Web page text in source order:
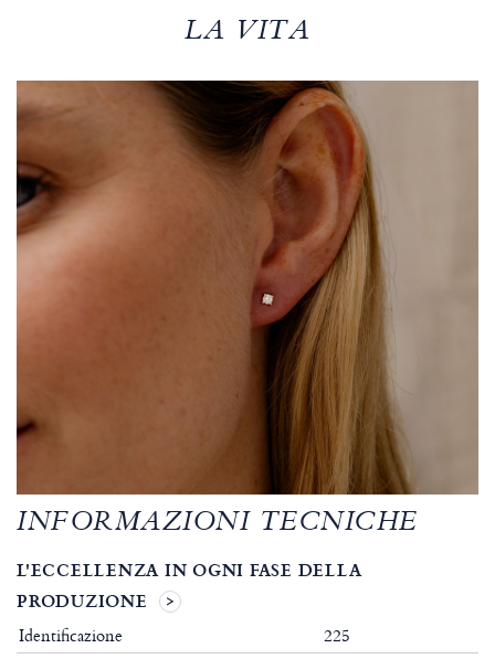
LA VITA
INFORMAZIONI TECNICHE
L'ECCELLENZA IN OGNI FASE DELLA
PRODUZIONE
Identificazione
225